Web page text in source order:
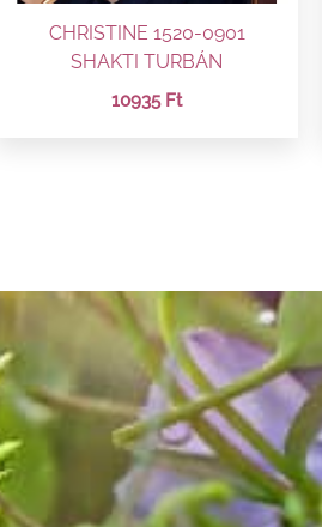
CHRISTINE 1520-0901
SHAKTI TURBÁN
10935 Ft